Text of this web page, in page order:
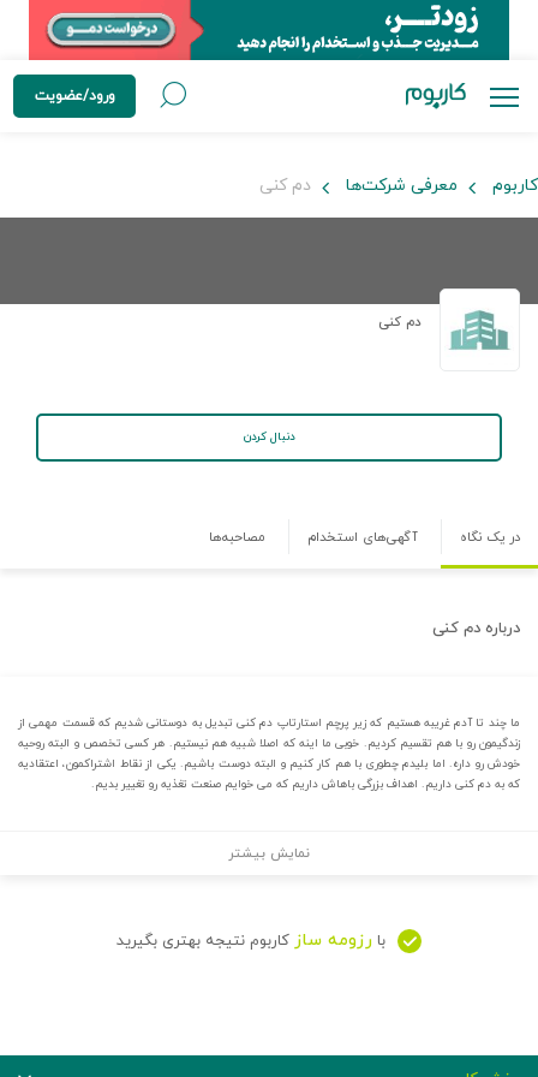
ورود/عضویت
کاربوم معرفی شرکت‌ها دم کنی
دم کنی
دنبال کردن
در یک نگاه آگهی‌های استخدام مصاحبه‌ها
درباره دم کنی
ما چند تا آدم غریبه هستیم که زیر پرچم استارتاپ دم کنی تبدیل به دوستانی شدیم که قسمت مهمی از
زندگیمون رو با هم تقسیم کردیم. خوبی ما اینه که اصلا شبیه هم نیستیم. هر کسی تخصص و البته روحیه
خودش رو داره. اما بلیدم چطوری با هم کار کنیم و البته دوست باشیم. یکی از نقاط اشتراکمون، اعتقادیه
که به دم کنی داریم. اهداف بزرگی باهاش داریم که می خوایم صنعت تغذیه رو تغییر بدیم.
نمایش بیشتر
با رزومه ساز کاربوم نتیجه بهتری بگیرید